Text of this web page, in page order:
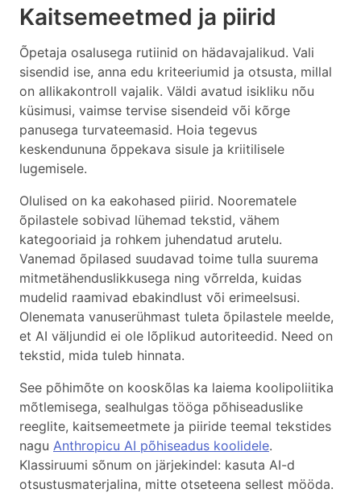
Kaitsemeetmed ja piirid
Õpetaja osalusega rutiinid on hädavajalikud. Vali
sisendid ise, anna edu kriteeriumid ja otsusta, millal
on allikakontroll vajalik. Väldi avatud isikliku nõu
küsimusi, vaimse tervise sisendeid või kõrge
panusega turvateemasid. Hoia tegevus
keskendununa õppekava sisule ja kriitilisele
lugemisele.
Olulised on ka eakohased piirid. Noorematele
õpilastele sobivad lühemad tekstid, vähem
kategooriaid ja rohkem juhendatud arutelu.
Vanemad õpilased suudavad toime tulla suurema
mitmetähenduslikkusega ning võrrelda, kuidas
mudelid raamivad ebakindlust või erimeelsusi.
Olenemata vanuserühmast tuleta õpilastele meelde,
et AI väljundid ei ole lõplikud autoriteedid. Need on
tekstid, mida tuleb hinnata.
See põhimõte on kooskõlas ka laiema koolipoliitika
mõtlemisega, sealhulgas tööga põhiseaduslike
reeglite, kaitsemeetmete ja piiride teemal tekstides
nagu Anthropicu AI põhiseadus koolidele.
Klassiruumi sõnum on järjekindel: kasuta AI-d
otsustusmaterjalina, mitte otseteena sellest mööda.